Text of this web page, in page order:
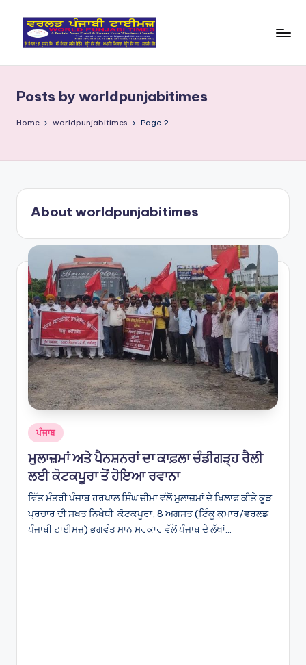
rl
d
nj
a
bi
Ti
m
e
s
Posts by worldpunjabitimes
Home worldpunjabitimes Page 2
About worldpunjabitimes
Posted
in
ਪੰਜਾਬ
ਮੁਲਾਜ਼ਮਾਂ ਅਤੇ ਪੈਨਸ਼ਨਰਾਂ ਦਾ ਕਾਫ਼ਲਾ ਚੰਡੀਗੜ੍ਹ ਰੈਲੀ
ਲਈ ਕੋਟਕਪੂਰਾ ਤੋਂ ਹੋਇਆ ਰਵਾਨਾ
ਵਿੱਤ ਮੰਤਰੀ ਪੰਜਾਬ ਹਰਪਾਲ ਸਿੰਘ ਚੀਮਾ ਵੱਲੋਂ ਮੁਲਾਜ਼ਮਾਂ ਦੇ ਖਿਲਾਫ ਕੀਤੇ ਕੂੜ
ਪ੍ਰਚਾਰ ਦੀ ਸਖਤ ਨਿਖੇਧੀ ਕੋਟਕਪੂਰਾ, 8 ਅਗਸਤ (ਟਿੰਕੂ ਕੁਮਾਰ/ਵਰਲਡ
ਪੰਜਾਬੀ ਟਾਈਮਜ਼) ਭਗਵੰਤ ਮਾਨ ਸਰਕਾਰ ਵੱਲੋਂ ਪੰਜਾਬ ਦੇ ਲੱਖਾਂ…